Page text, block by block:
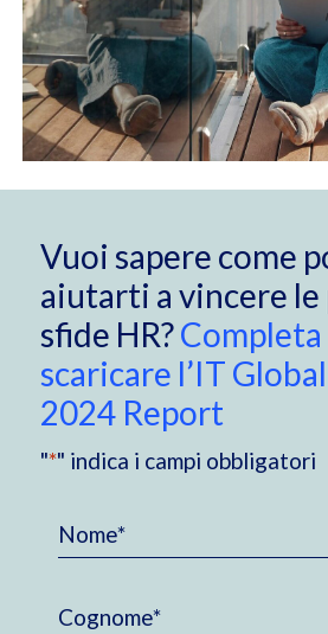
Vuoi sapere come
aiutarti a vincere le
sfide HR?
scaricare l’IT
2024 Report
"*" indica i campi obbligatori